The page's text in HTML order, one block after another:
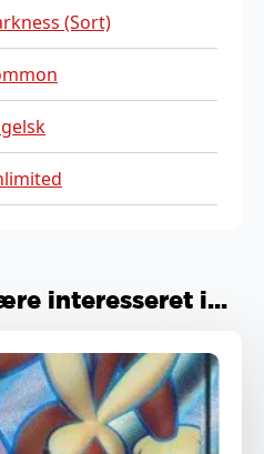
(Sort)
interesseret i...